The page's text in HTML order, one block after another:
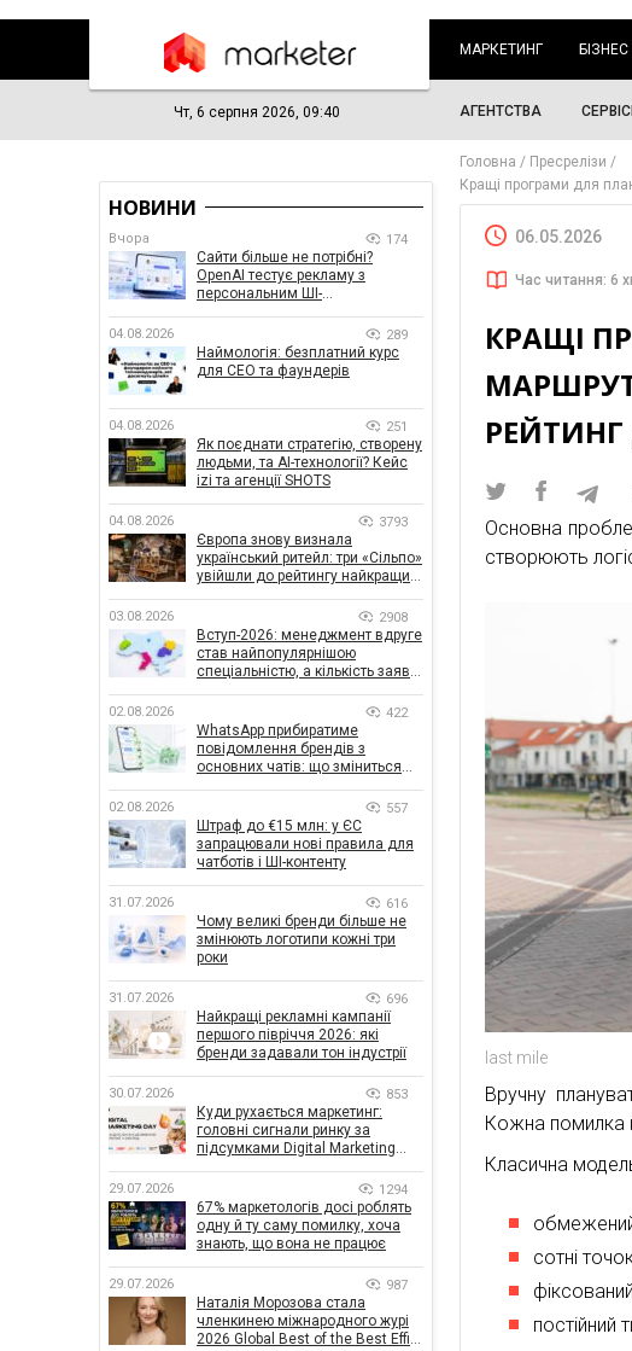
МАРКЕТИНГ БІЗНЕС
Чт, 6 серпня 2026, 09:40 АГЕНТСТВА
Головна
Пресрелізи
Кращі програми для
06.05.2026
Час читання: 6
КРАЩІ
Основна
створюють
last mile
Вручну
Кожна помилка
Класична
сотні
постійний
НОВИНИ
Вчора 174
Сайти більше не потрібні?
OpenAI тестує рекламу з
персональним ШІ-
04.08.2026 289
Наймологія: безплатний курс
для CEO та фаундерів
04.08.2026 251
Як поєднати стратегію, створену
людьми, та AI-технології? Кейс
izi та агенції SHOTS
04.08.2026 3793
Європа знову визнала
український ритейл: три «Сільпо»
увійшли до рейтингу найкращих
03.08.2026 2908
Вступ-2026: менеджмент вдруге
став найпопулярнішою
спеціальністю, а кількість заяв
02.08.2026 422
WhatsApp прибиратиме
повідомлення брендів з
основних чатів: що зміниться
02.08.2026 557
Штраф до €15 млн: у ЄС
запрацювали нові правила для
чатботів і ШІ-контенту
31.07.2026 616
Чому великі бренди більше не
змінюють логотипи кожні три
роки
31.07.2026 696
Найкращі рекламні кампанії
першого півріччя 2026: які
бренди задавали тон індустрії
30.07.2026 853
Куди рухається маркетинг:
головні сигнали ринку за
підсумками Digital Marketing
29.07.2026 1294
67% маркетологів досі роблять
одну й ту саму помилку, хоча
знають, що вона не працює
29.07.2026 987
Наталія Морозова стала
членкинею міжнародного журі
2026 Global Best of the Best Effie